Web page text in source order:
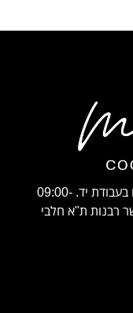
מתוקו בית ייצור לעוגיות וקינוחים מעולים בעבודת יד. 09:00-
ה' יום שישי - 09:00-13:30 כשר רבנות ת"א חלבי